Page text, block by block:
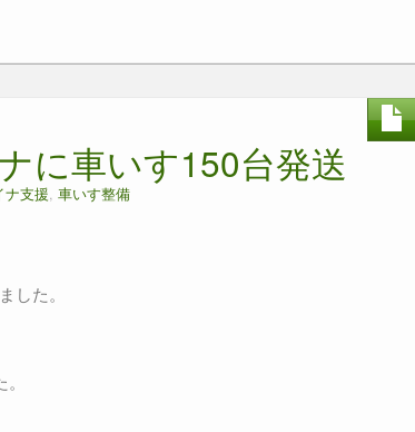
に車いす150台発送
ナ支援, 車いす整備
た。